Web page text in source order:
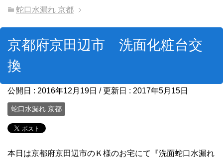
蛇口水漏れ 京都
京都府京田辺市 洗面化粧台交
換
公開日 : 2016年12月19日 / 更新日 : 2017年5月15日
蛇口水漏れ 京都
本日は京都府京田辺市のＫ様のお宅にて『洗面蛇口水漏れ